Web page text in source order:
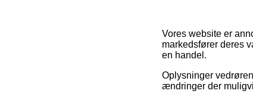
Vores website er
markedsfører deres
en handel.
Oplysninger
ændringer der